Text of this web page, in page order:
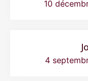
10
4